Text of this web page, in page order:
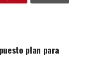
plan para